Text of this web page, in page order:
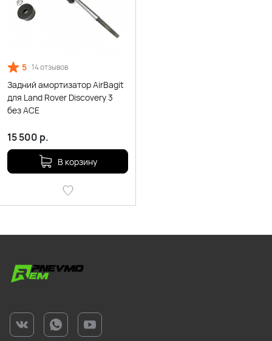
5 14 отзывов
Задний амортизатор AirBagit
для Land Rover Discovery 3
без ACE
15 500 р.
В корзину